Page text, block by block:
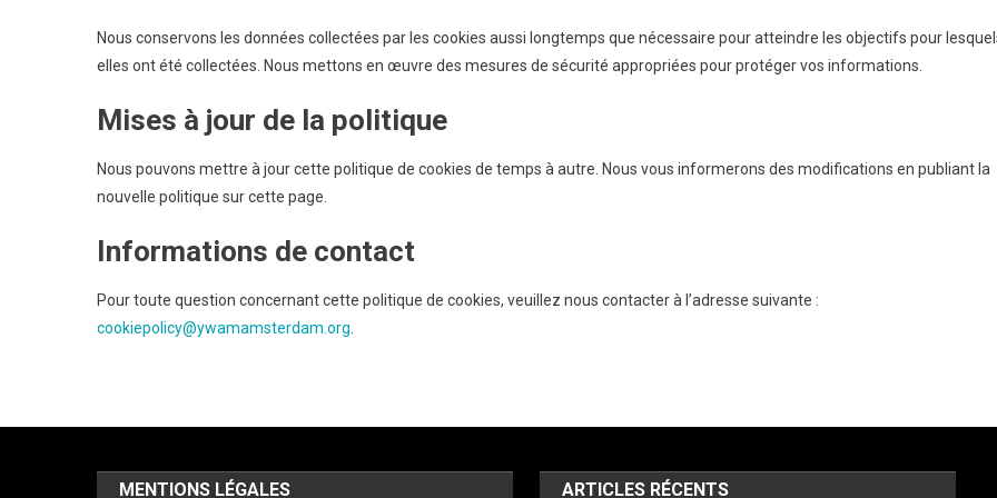
Nous conservons les données collectées par les cookies aussi longtemps que nécessaire pour atteindre les objectifs pour
elles ont été collectées. Nous mettons en œuvre des mesures de sécurité appropriées pour protéger vos informations.
Mises à jour de la politique
Nous pouvons mettre à jour cette politique de cookies de temps à autre. Nous vous informerons des modifications en publiant la
nouvelle politique sur cette page.
Informations de contact
Pour toute question concernant cette politique de cookies, veuillez nous contacter à l’adresse suivante :
cookiepolicy@ywamamsterdam.org
MENTIONS LÉGALES ARTICLES RÉCENTS